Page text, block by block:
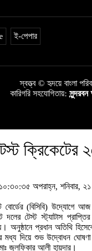
ই-পেপার
স্বত্ত্ব © হৃদয়ে বাংলা
কারিগরি সহযোগিতায়:
ক্রিকেটের
অপরাহ্ন, শনিবার,
বোর্ডের (বিসিবি) উদ্যোগে আজ
দলের টেস্ট স্ট্যাটাস
প্রধান অতিথি
মধ্য দিয়ে শুভ উদ্বোধন
জুলফিকার আলী হায়দার।